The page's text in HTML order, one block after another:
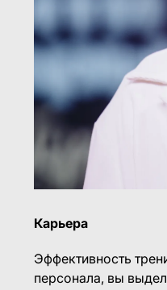
Карьера
Эффективность
персонала, вы